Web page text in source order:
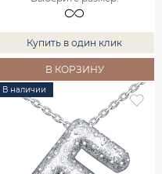
Купить в один клик
В КОРЗИНУ
В наличии